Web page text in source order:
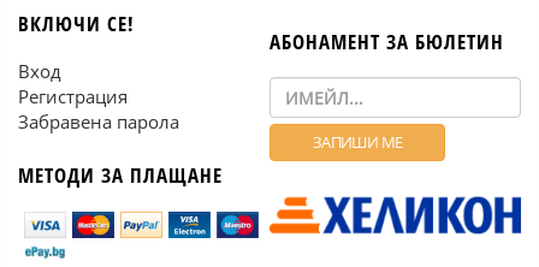
ВКЛЮЧИ СЕ!
Вход
Регистрация
Забравена парола
МЕТОДИ ЗА ПЛАЩАНЕ
АБОНАМЕНТ ЗА БЮЛЕТИН